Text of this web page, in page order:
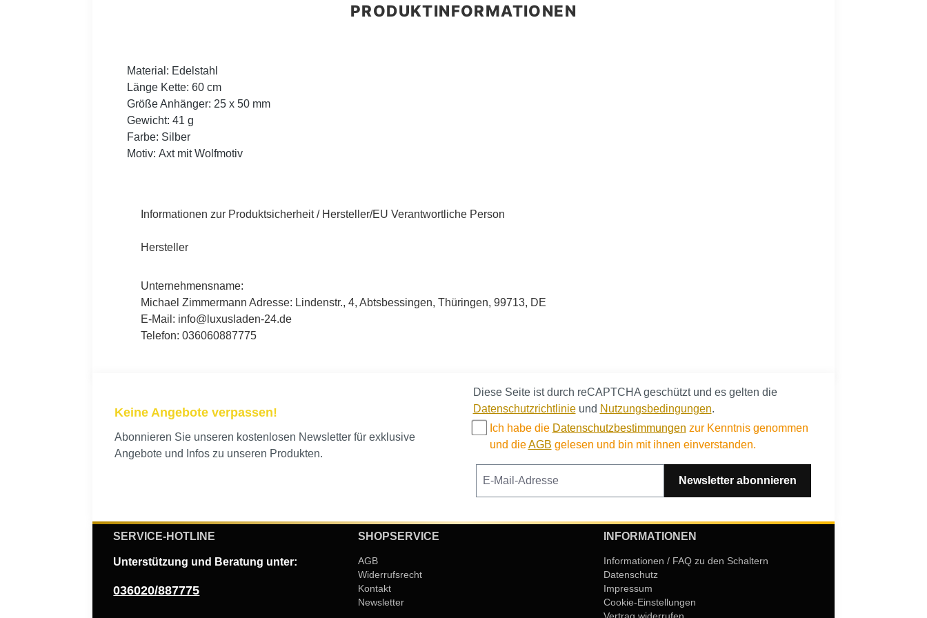
Material: Edelstahl
Länge Kette: 60 cm
Größe Anhänger: 25 x 50 mm
Gewicht: 41 g
Farbe: Silber
Motiv: Axt mit Wolfmotiv
Informationen zur Produktsicherheit / Hersteller/EU Verantwortliche Person
Hersteller
Unternehmensname:
Michael Zimmermann Adresse: Lindenstr., 4, Abtsbessingen, Thüringen, 99713, DE
E-Mail: info@luxusladen-24.de
Telefon: 036060887775
Keine Angebote verpassen!
Abonnieren Sie unseren kostenlosen Newsletter für exklusive
Angebote und Infos zu unseren Produkten.
Diese Seite ist durch reCAPTCHA geschützt und es gelten die
Datenschutzrichtlinieund Nutzungsbedingungen.
Ich habe die Datenschutzbestimmungen zur Kenntnis genommen
und dieAGB gelesen und bin mit ihnen einverstanden.
Newsletter abonnieren
SERVICE-HOTLINE
Unterstützung und Beratung unter:
036020/887775
SHOPSERVICE
AGB
Widerrufsrecht
Kontakt
Newsletter
INFORMATIONEN
Informationen / FAQ zu den Schaltern
Datenschutz
Impressum
Cookie-Einstellungen